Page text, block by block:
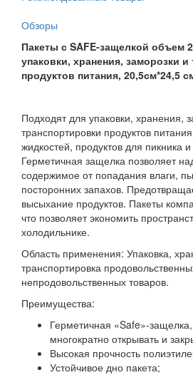
Обзоры
Пакеты с SAFE-защелкой объем
упаковки, хранения, заморозки
продуктов питания, 20,5см*24,5
Подходят для упаковки, хранения,
транспортировки продуктов
жидкостей, продуктов для пикника и
Герметичная защелка позволяет
содержимое от попадания влаги,
посторонних запахов.
высыхание продуктов. Пакеты
что позволяет экономить
холодильнике.
Область применения: Упаковка,
транспортировка
непродовольственных товаров.
Преимущества:
Герметичная «Safe»-
многократно открывать и
Высокая прочность
Устойчивое дно пакета;